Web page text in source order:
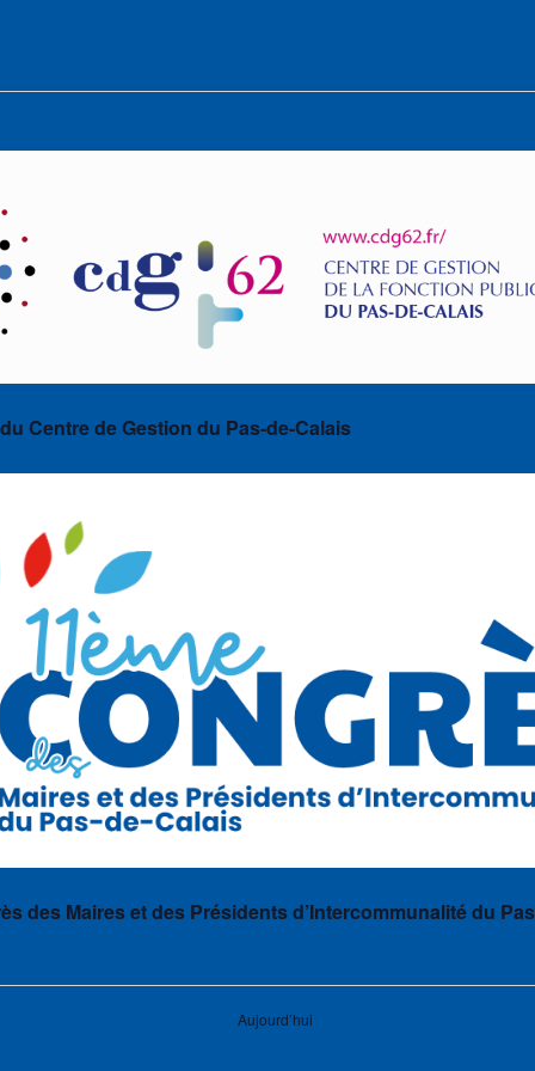
Centre de Gestion du Pas-de-Calais
des Maires et des Présidents d’Intercommunalité du
Aujourd’hui